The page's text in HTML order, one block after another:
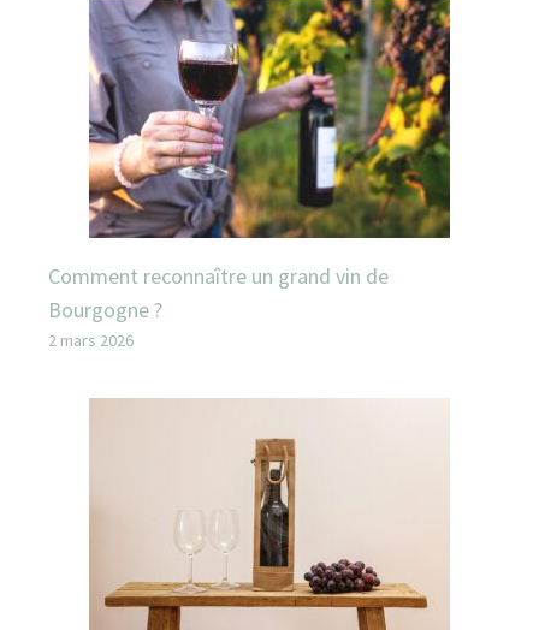
Comment reconnaître un grand vin de
Bourgogne ?
2 mars 2026